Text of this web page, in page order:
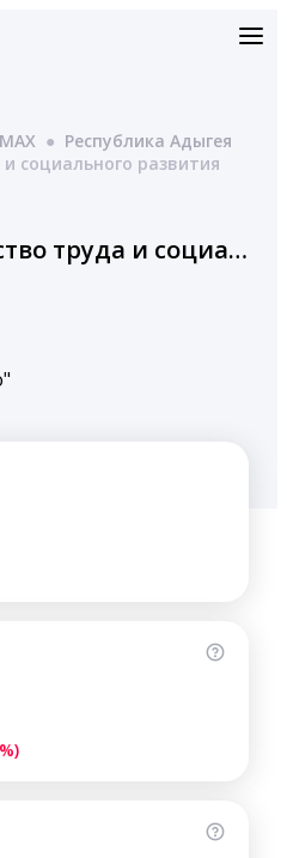
MAX ● Республика Адыгея
социального развития
Министерство труда и социального развития Республики Адыгея